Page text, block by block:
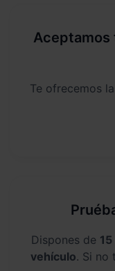
Aceptamos
Te ofrecemos
Dispones de
vehículo. Si no